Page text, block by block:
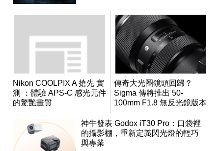
Nikon COOLPIX A 搶先 實
測 ：體驗 APS-C 感光元件
的驚艷畫質
傳奇大光圈鏡頭回歸？
Sigma 傳將推出 50-
100mm F1.8 無反光鏡版本
神牛發表 Godox iT30 Pro：口袋裡
的攝影棚，重新定義閃光燈的輕巧
與專業